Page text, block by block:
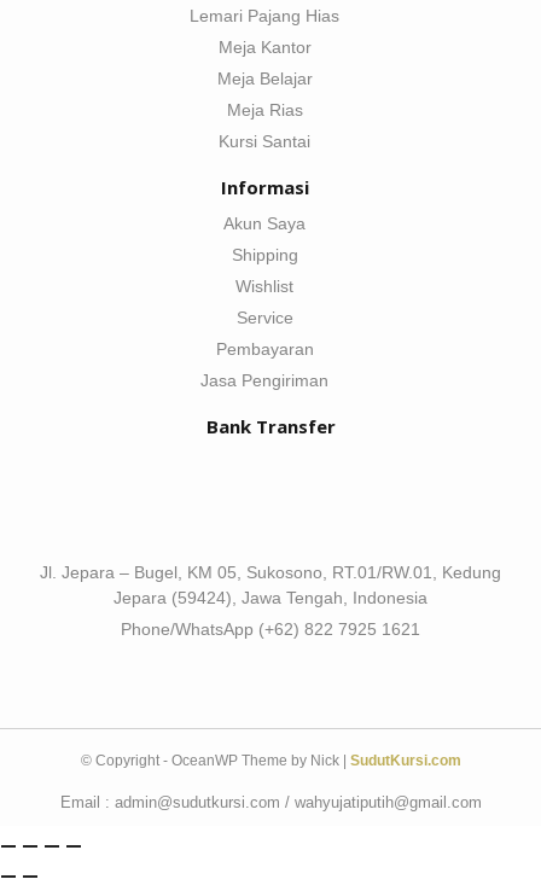
Lemari Pajang Hias
Meja Kantor
Meja Belajar
Meja Rias
Kursi Santai
Informasi
Akun Saya
Shipping
Wishlist
Service
Pembayaran
Jasa Pengiriman
Bank Transfer
Jl. Jepara – Bugel, KM 05, Sukosono, RT.01/RW.01, Kedung
Jepara (59424), Jawa Tengah, Indonesia
Phone/WhatsApp (+62) 822 7925 1621
© Copyright - OceanWP Theme by Nick | SudutKursi.com
Email : admin@sudutkursi.com / wahyujatiputih@gmail.com